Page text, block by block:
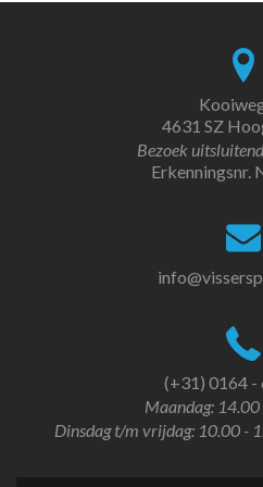
4631 SZ
Bezoek
Erkenningsnr.
(+31) 0164 -
Maandag: 14.00
Dinsdag t/m vrijdag: 10.00 -